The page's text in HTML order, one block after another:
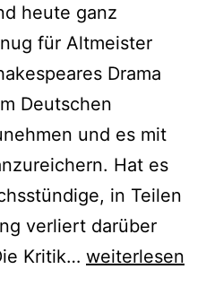
heute ganz
für Altmeister
Drama
Deutschen
und es mit
Hat es
in Teilen
verliert darüber
Kritik… Hamlet
weiterlesen